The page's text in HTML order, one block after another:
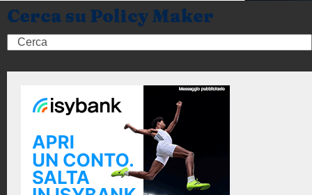
Cerca su Policy Maker
Search